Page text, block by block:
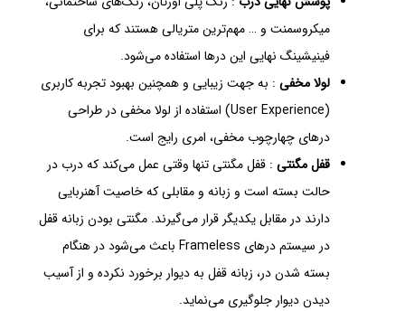
میکروسمنت و … مهم‌ترین متریالی هستند که برای
فینیشینگ نهایی این درها استفاده می‌شود.
لولا مخفی : به جهت زیبایی و همچنین بهبود تجربه کاربری
(User Experience) استفاده از لولا مخفی در طراحی
درهای چهارچوب مخفی، امری رایج است.
قفل مگنتی : قفل مگنتی تنها وقتی عمل می‌کند که درب در
حالت بسته است و زبانه و مقابلی که خاصیت آهنربایی
دارند در مقابل یکدیگر قرار می‌گیرند. مگنتی بودن زبانه قفل
در سیستم درهای Frameless باعث می‌شود در هنگام
بسته شدن در، زبانه قفل به دیوار برخورد نکرده و از آسیب
دیدن دیوار جلوگیری می‌نماید.